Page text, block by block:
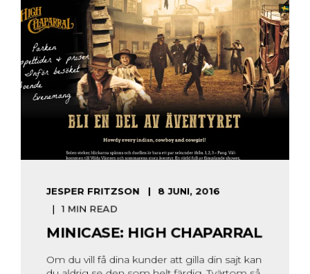
JESPER FRITZSON 8 JUNI, 2016
1 MIN READ
MINICASE: HIGH CHAPARRAL
Om du vill få dina kunder att gilla din sajt kan